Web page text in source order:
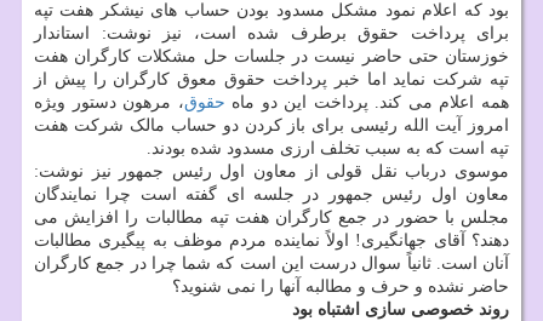
بود که اعلام نمود مشکل مسدود بودن حساب های نیشکر هفت تپه
برای پرداخت حقوق برطرف شده است، نیز نوشت: استاندار
خوزستان حتی حاضر نیست در جلسات حل مشکلات کارگران هفت
تپه شرکت نماید اما خبر پرداخت حقوق معوق کارگران را پیش از
همه اعلام می کند. پرداخت این دو ماه حقوق، مرهون دستور ویژه
امروز آیت الله رئیسی برای باز کردن دو حساب مالک شرکت هفت
تپه است که به سبب تخلف ارزی مسدود شده بودند.
موسوی درباب نقل قولی از معاون اول رئیس جمهور نیز نوشت:
‏معاون اول رئیس جمهور در جلسه ای گفته است چرا نمایندگان
مجلس با حضور در جمع کارگران هفت تپه مطالبات را افزایش می
دهند؟ آقای جهانگیری! اولاً نماینده مردم موظف به پیگیری مطالبات
آنان است. ثانیاً سوال درست این است که شما چرا در جمع کارگران
حاضر نشده و حرف و مطالبه آنها را نمی شنوید؟
روند خصوصی سازی اشتباه بود